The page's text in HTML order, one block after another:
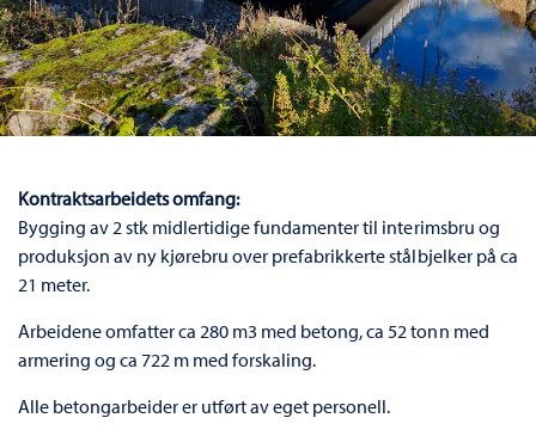
Kontraktsarbeidets omfang:
Bygging av 2 stk midlertidige fundamenter til interimsbru og
produksjon av ny kjørebru over prefabrikkerte stålbjelker på ca
21 meter.
Arbeidene omfatter ca 280 m3 med betong, ca 52 tonn med
armering og ca 722 m med forskaling.
Alle betongarbeider er utført av eget personell.